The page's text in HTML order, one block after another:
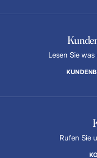
Lesen Sie
Rufen Sie